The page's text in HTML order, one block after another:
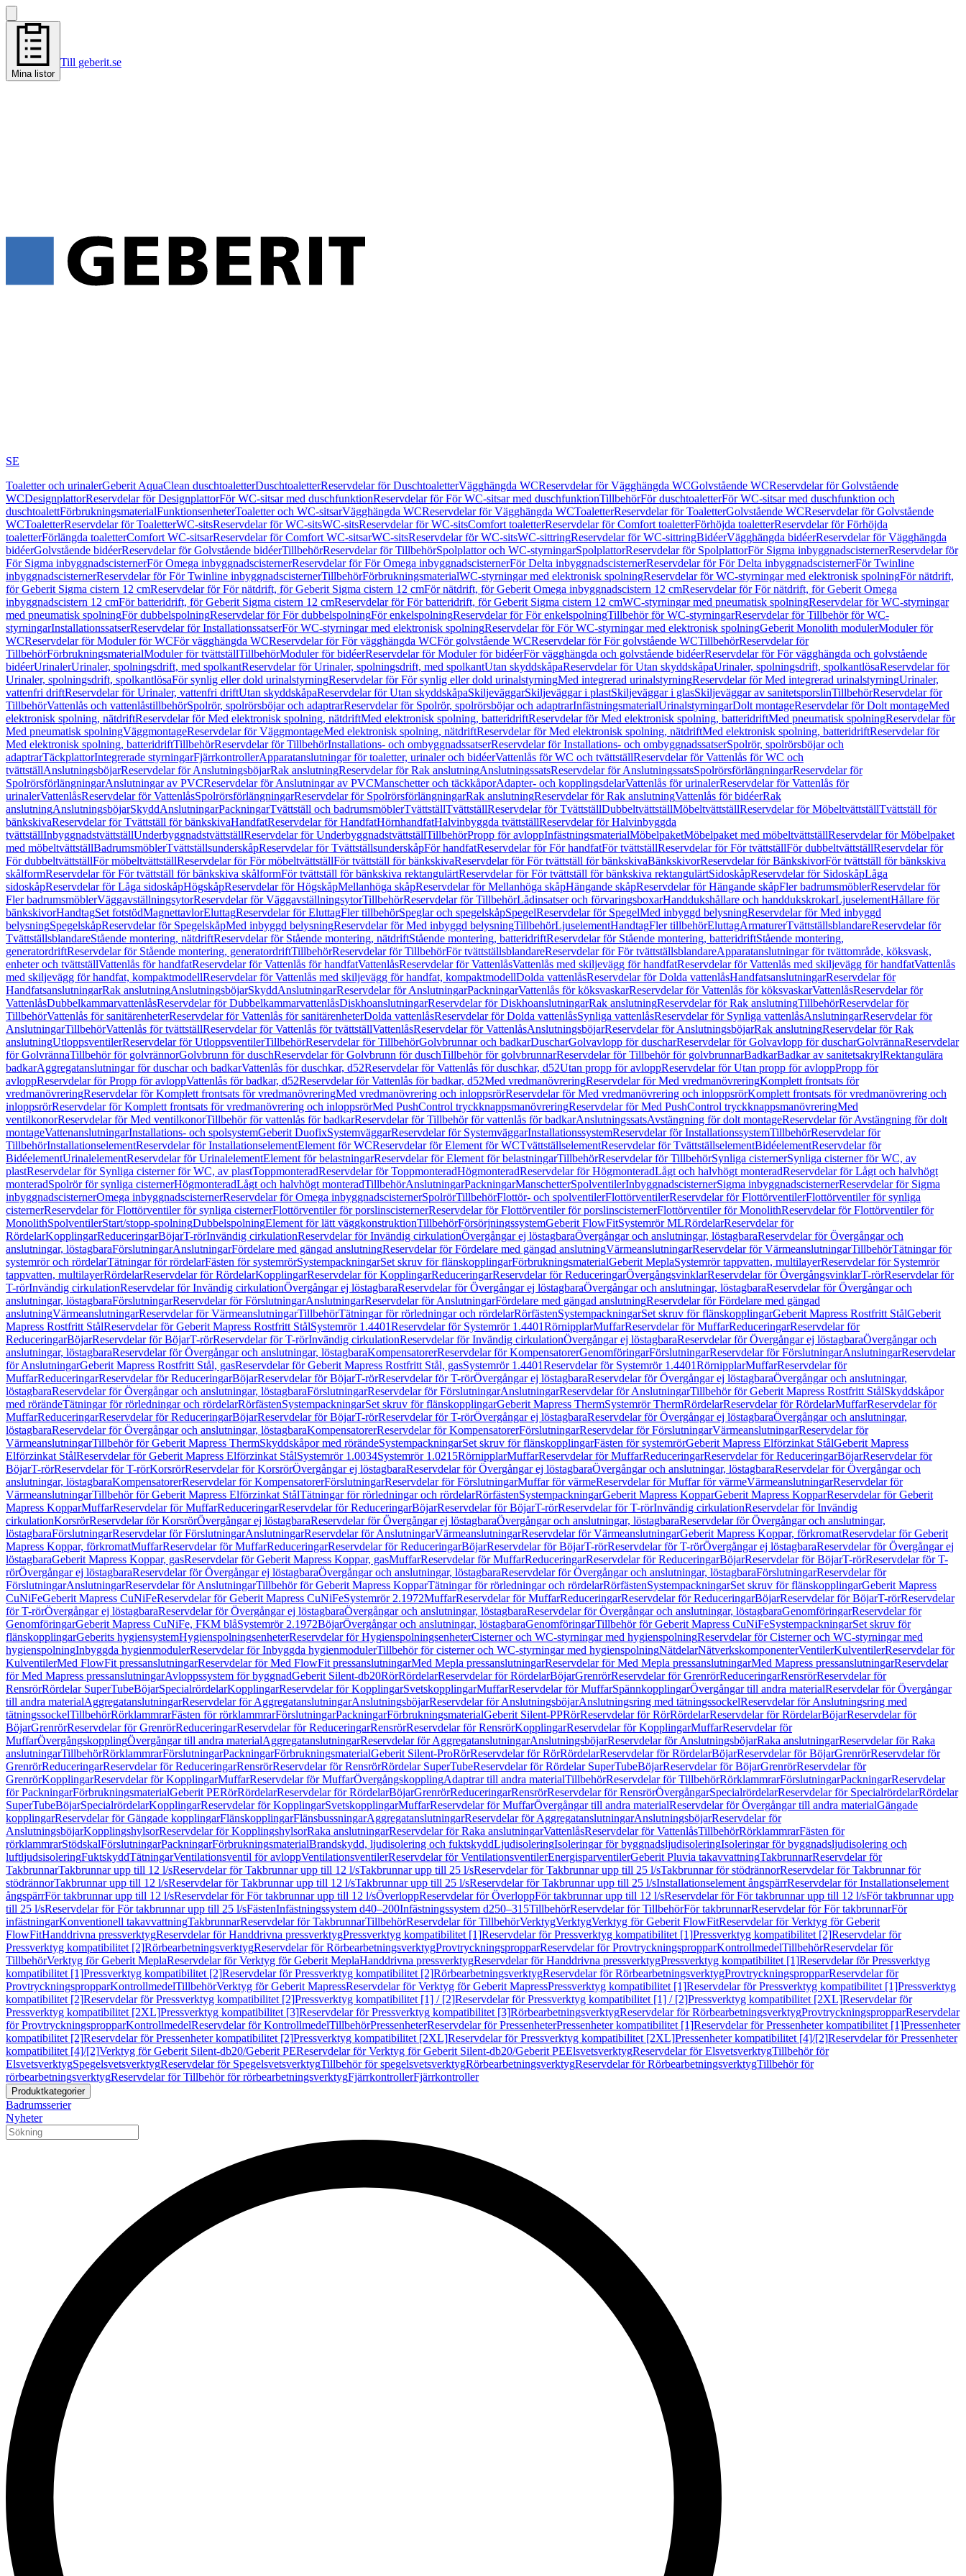
Mina listor
Till geberit.se
SE
Toaletter och urinalerGeberit AquaClean duschtoaletterDuschtoaletterReservdelar för DuschtoaletterVägghängda WCReservdelar för Vägghängda WCGolvstående WCReservdelar för Golvstående
WCDesignplattorReservdelar för DesignplattorFör WC-sitsar med duschfunktionReservdelar för För WC-sitsar med duschfunktionTillbehörFör duschtoaletterFör WC-sitsar med duschfunktion och
duschtoalettFörbrukningsmaterialFunktionsenheterToaletter och WC-sitsarVägghängda WCReservdelar för Vägghängda WCToaletterReservdelar för ToaletterGolvstående WCReservdelar för Golvstående
WCToaletterReservdelar för ToaletterWC-sitsReservdelar för WC-sitsWC-sitsReservdelar för WC-sitsComfort toaletterReservdelar för Comfort toaletterFörhöjda toaletterReservdelar för Förhöjda
toaletterFörlängda toaletterComfort WC-sitsarReservdelar för Comfort WC-sitsarWC-sitsReservdelar för WC-sitsWC-sittringReservdelar för WC-sittringBidéerVägghängda bidéerReservdelar för Vägghängda
bidéerGolvstående bidéerReservdelar för Golvstående bidéerTillbehörReservdelar för TillbehörSpolplattor och WC-styrningarSpolplattorReservdelar för SpolplattorFör Sigma inbyggnadscisternerReservdelar för
För Sigma inbyggnadscisternerFör Omega inbyggnadscisternerReservdelar för För Omega inbyggnadscisternerFör Delta inbyggnadscisternerReservdelar för För Delta inbyggnadscisternerFör Twinline
inbyggnadscisternerReservdelar för För Twinline inbyggnadscisternerTillbehörFörbrukningsmaterialWC-styrningar med elektronisk spolningReservdelar för WC-styrningar med elektronisk spolningFör nätdrift,
för Geberit Sigma cistern 12 cmReservdelar för För nätdrift, för Geberit Sigma cistern 12 cmFör nätdrift, för Geberit Omega inbyggnadscistern 12 cmReservdelar för För nätdrift, för Geberit Omega
inbyggnadscistern 12 cmFör batteridrift, för Geberit Sigma cistern 12 cmReservdelar för För batteridrift, för Geberit Sigma cistern 12 cmWC-styrningar med pneumatisk spolningReservdelar för WC-styrningar
med pneumatisk spolningFör dubbelspolningReservdelar för För dubbelspolningFör enkelspolningReservdelar för För enkelspolningTillbehör för WC-styrningarReservdelar för Tillbehör för WC-
styrningarInstallationssatserReservdelar för InstallationssatserFör WC-styrningar med elektronisk spolningReservdelar för För WC-styrningar med elektronisk spolningGeberit Monolith modulerModuler för
WCReservdelar för Moduler för WCFör vägghängda WCReservdelar för För vägghängda WCFör golvstående WCReservdelar för För golvstående WCTillbehörReservdelar för
TillbehörFörbrukningsmaterialModuler för tvättställTillbehörModuler för bidéerReservdelar för Moduler för bidéerFör vägghängda och golvstående bidéerReservdelar för För vägghängda och golvstående
bidéerUrinalerUrinaler, spolningsdrift, med spolkantReservdelar för Urinaler, spolningsdrift, med spolkantUtan skyddskåpaReservdelar för Utan skyddskåpaUrinaler, spolningsdrift, spolkantlösaReservdelar för
Urinaler, spolningsdrift, spolkantlösaFör synlig eller dold urinalstyrningReservdelar för För synlig eller dold urinalstyrningMed integrerad urinalstyrningReservdelar för Med integrerad urinalstyrningUrinaler,
vattenfri driftReservdelar för Urinaler, vattenfri driftUtan skyddskåpaReservdelar för Utan skyddskåpaSkiljeväggarSkiljeväggar i plastSkiljeväggar i glasSkiljeväggar av sanitetsporslinTillbehörReservdelar för
TillbehörVattenlås och vattenlåstillbehörSpolrör, spolrörsböjar och adaptrarReservdelar för Spolrör, spolrörsböjar och adaptrarInfästningsmaterialUrinalstyrningarDolt montageReservdelar för Dolt montageMed
elektronisk spolning, nätdriftReservdelar för Med elektronisk spolning, nätdriftMed elektronisk spolning, batteridriftReservdelar för Med elektronisk spolning, batteridriftMed pneumatisk spolningReservdelar för
Med pneumatisk spolningVäggmontageReservdelar för VäggmontageMed elektronisk spolning, nätdriftReservdelar för Med elektronisk spolning, nätdriftMed elektronisk spolning, batteridriftReservdelar för
Med elektronisk spolning, batteridriftTillbehörReservdelar för TillbehörInstallations- och ombyggnadssatserReservdelar för Installations- och ombyggnadssatserSpolrör, spolrörsböjar och
adaptrarTäckplattorIntegrerade styrningarFjärrkontrollerApparatanslutningar för toaletter, urinaler och bidéerVattenlås för WC och tvättställReservdelar för Vattenlås för WC och
tvättställAnslutningsböjarReservdelar för AnslutningsböjarRak anslutningReservdelar för Rak anslutningAnslutningssatsReservdelar för AnslutningssatsSpolrörsförlängningarReservdelar för
SpolrörsförlängningarAnslutningar av PVCReservdelar för Anslutningar av PVCManschetter och täckkåporAdapter- och kopplingsdelarVattenlås för urinalerReservdelar för Vattenlås för
urinalerVattenlåsReservdelar för VattenlåsSpolrörsförlängningarReservdelar för SpolrörsförlängningarRak anslutningReservdelar för Rak anslutningVattenlås för bidéerRak
anslutningAnslutningsböjarSkyddAnslutningarPackningarTvättställ och badrumsmöblerTvättställTvättställReservdelar för TvättställDubbeltvättställMöbeltvättställReservdelar för MöbeltvättställTvättställ för
bänkskivaReservdelar för Tvättställ för bänkskivaHandfatReservdelar för HandfatHörnhandfatHalvinbyggda tvättställReservdelar för Halvinbyggda
tvättställInbyggnadstvättställUnderbyggnadstvättställReservdelar för UnderbyggnadstvättställTillbehörPropp för avloppInfästningsmaterialMöbelpaketMöbelpaket med möbeltvättställReservdelar för Möbelpaket
med möbeltvättställBadrumsmöblerTvättställsunderskåpReservdelar för TvättställsunderskåpFör handfatReservdelar för För handfatFör tvättställReservdelar för För tvättställFör dubbeltvättställReservdelar för
För dubbeltvättställFör möbeltvättställReservdelar för För möbeltvättställFör tvättställ för bänkskivaReservdelar för För tvättställ för bänkskivaBänkskivorReservdelar för BänkskivorFör tvättställ för bänkskiva
skålformReservdelar för För tvättställ för bänkskiva skålformFör tvättställ för bänkskiva rektangulärtReservdelar för För tvättställ för bänkskiva rektangulärtSidoskåpReservdelar för SidoskåpLåga
sidoskåpReservdelar för Låga sidoskåpHögskåpReservdelar för HögskåpMellanhöga skåpReservdelar för Mellanhöga skåpHängande skåpReservdelar för Hängande skåpFler badrumsmöblerReservdelar för
Fler badrumsmöblerVäggavställningsytorReservdelar för VäggavställningsytorTillbehörReservdelar för TillbehörLådinsatser och förvaringsboxarHanddukshållare och handdukskrokarLjuselementHållare för
bänkskivorHandtagSet fotstödMagnettavlorEluttagReservdelar för EluttagFler tillbehörSpeglar och spegelskåpSpegelReservdelar för SpegelMed inbyggd belysningReservdelar för Med inbyggd
belysningSpegelskåpReservdelar för SpegelskåpMed inbyggd belysningReservdelar för Med inbyggd belysningTillbehörLjuselementHandtagFler tillbehörEluttagArmaturerTvättställsblandareReservdelar för
TvättställsblandareStående montering, nätdriftReservdelar för Stående montering, nätdriftStående montering, batteridriftReservdelar för Stående montering, batteridriftStående montering,
generatordriftReservdelar för Stående montering, generatordriftTillbehörReservdelar för TillbehörFör tvättställsblandareReservdelar för För tvättställsblandareApparatanslutningar för tvättområde, köksvask,
enheter och tvättställVattenlås för handfatReservdelar för Vattenlås för handfatVattenlåsReservdelar för VattenlåsVattenlås med skiljevägg för handfatReservdelar för Vattenlås med skiljevägg för handfatVattenlås
med skiljevägg för handfat, kompaktmodellReservdelar för Vattenlås med skiljevägg för handfat, kompaktmodellDolda vattenlåsReservdelar för Dolda vattenlåsHandfatsanslutningarReservdelar för
HandfatsanslutningarRak anslutningAnslutningsböjarSkyddAnslutningarReservdelar för AnslutningarPackningarVattenlås för köksvaskarReservdelar för Vattenlås för köksvaskarVattenlåsReservdelar för
VattenlåsDubbelkammarvattenlåsReservdelar för DubbelkammarvattenlåsDiskhoanslutningarReservdelar för DiskhoanslutningarRak anslutningReservdelar för Rak anslutningTillbehörReservdelar för
TillbehörVattenlås för sanitärenheterReservdelar för Vattenlås för sanitärenheterDolda vattenlåsReservdelar för Dolda vattenlåsSynliga vattenlåsReservdelar för Synliga vattenlåsAnslutningarReservdelar för
AnslutningarTillbehörVattenlås för tvättställReservdelar för Vattenlås för tvättställVattenlåsReservdelar för VattenlåsAnslutningsböjarReservdelar för AnslutningsböjarRak anslutningReservdelar för Rak
anslutningUtloppsventilerReservdelar för UtloppsventilerTillbehörReservdelar för TillbehörGolvbrunnar och badkarDuscharGolvavlopp för duscharReservdelar för Golvavlopp för duscharGolvrännaReservdelar
för GolvrännaTillbehör för golvrännorGolvbrunn för duschReservdelar för Golvbrunn för duschTillbehör för golvbrunnarReservdelar för Tillbehör för golvbrunnarBadkarBadkar av sanitetsakrylRektangulära
badkarAggregatanslutningar för duschar och badkarVattenlås för duschkar, d52Reservdelar för Vattenlås för duschkar, d52Utan propp för avloppReservdelar för Utan propp för avloppPropp för
avloppReservdelar för Propp för avloppVattenlås för badkar, d52Reservdelar för Vattenlås för badkar, d52Med vredmanövreringReservdelar för Med vredmanövreringKomplett frontsats för
vredmanövreringReservdelar för Komplett frontsats för vredmanövreringMed vredmanövrering och inloppsrörReservdelar för Med vredmanövrering och inloppsrörKomplett frontsats för vredmanövrering och
inloppsrörReservdelar för Komplett frontsats för vredmanövrering och inloppsrörMed PushControl tryckknappsmanövreringReservdelar för Med PushControl tryckknappsmanövreringMed
ventilkonorReservdelar för Med ventilkonorTillbehör för vattenlås för badkarReservdelar för Tillbehör för vattenlås för badkarAnslutningssatsAvstängning för dolt montageReservdelar för Avstängning för dolt
montageVattenanslutningarInstallations- och spolsystemGeberit DuofixSystemväggarReservdelar för SystemväggarInstallationssystemReservdelar för InstallationssystemTillbehörReservdelar för
TillbehörInstallationselementReservdelar för InstallationselementElement för WCReservdelar för Element för WCTvättställselementReservdelar för TvättställselementBidéelementReservdelar för
BidéelementUrinalelementReservdelar för UrinalelementElement för belastningarReservdelar för Element för belastningarTillbehörReservdelar för TillbehörSynliga cisternerSynliga cisterner för WC, av
plastReservdelar för Synliga cisterner för WC, av plastToppmonteradReservdelar för ToppmonteradHögmonteradReservdelar för HögmonteradLågt och halvhögt monteradReservdelar för Lågt och halvhögt
monteradSpolrör för synliga cisternerHögmonteradLågt och halvhögt monteradTillbehörAnslutningarPackningarManschetterSpolventilerInbyggnadscisternerSigma inbyggnadscisternerReservdelar för Sigma
inbyggnadscisternerOmega inbyggnadscisternerReservdelar för Omega inbyggnadscisternerSpolrörTillbehörFlottör- och spolventilerFlottörventilerReservdelar för FlottörventilerFlottörventiler för synliga
cisternerReservdelar för Flottörventiler för synliga cisternerFlottörventiler för porslinscisternerReservdelar för Flottörventiler för porslinscisternerFlottörventiler för MonolithReservdelar för Flottörventiler för
MonolithSpolventilerStart/stopp-spolningDubbelspolningElement för lätt väggkonstruktionTillbehörFörsörjningssystemGeberit FlowFitSystemrör MLRördelarReservdelar för
RördelarKopplingarReduceringarBöjarT-rörInvändig cirkulationReservdelar för Invändig cirkulationÖvergångar ej löstagbaraÖvergångar och anslutningar, löstagbaraReservdelar för Övergångar och
anslutningar, löstagbaraFörslutningarAnslutningarFördelare med gängad anslutningReservdelar för Fördelare med gängad anslutningVärmeanslutningarReservdelar för VärmeanslutningarTillbehörTätningar för
systemrör och rördelarTätningar för rördelarFästen för systemrörSystempackningarSet skruv för flänskopplingarFörbrukningsmaterialGeberit MeplaSystemrör tappvatten, multilayerReservdelar för Systemrör
tappvatten, multilayerRördelarReservdelar för RördelarKopplingarReservdelar för KopplingarReduceringarReservdelar för ReduceringarÖvergångsvinklarReservdelar för ÖvergångsvinklarT-rörReservdelar för
T-rörInvändig cirkulationReservdelar för Invändig cirkulationÖvergångar ej löstagbaraReservdelar för Övergångar ej löstagbaraÖvergångar och anslutningar, löstagbaraReservdelar för Övergångar och
anslutningar, löstagbaraFörslutningarReservdelar för FörslutningarAnslutningarReservdelar för AnslutningarFördelare med gängad anslutningReservdelar för Fördelare med gängad
anslutningVärmeanslutningarReservdelar för VärmeanslutningarTillbehörTätningar för rörledningar och rördelarRörfästenSystempackningarSet skruv för flänskopplingarGeberit Mapress Rostfritt StålGeberit
Mapress Rostfritt StålReservdelar för Geberit Mapress Rostfritt StålSystemrör 1.4401Reservdelar för Systemrör 1.4401RörnipplarMuffarReservdelar för MuffarReduceringarReservdelar för
ReduceringarBöjarReservdelar för BöjarT-rörReservdelar för T-rörInvändig cirkulationReservdelar för Invändig cirkulationÖvergångar ej löstagbaraReservdelar för Övergångar ej löstagbaraÖvergångar och
anslutningar, löstagbaraReservdelar för Övergångar och anslutningar, löstagbaraKompensatorerReservdelar för KompensatorerGenomföringarFörslutningarReservdelar för FörslutningarAnslutningarReservdelar
för AnslutningarGeberit Mapress Rostfritt Stål, gasReservdelar för Geberit Mapress Rostfritt Stål, gasSystemrör 1.4401Reservdelar för Systemrör 1.4401RörnipplarMuffarReservdelar för
MuffarReduceringarReservdelar för ReduceringarBöjarReservdelar för BöjarT-rörReservdelar för T-rörÖvergångar ej löstagbaraReservdelar för Övergångar ej löstagbaraÖvergångar och anslutningar,
löstagbaraReservdelar för Övergångar och anslutningar, löstagbaraFörslutningarReservdelar för FörslutningarAnslutningarReservdelar för AnslutningarTillbehör för Geberit Mapress Rostfritt StålSkyddskåpor
med rörändeTätningar för rörledningar och rördelarRörfästenSystempackningarSet skruv för flänskopplingarGeberit Mapress ThermSystemrör ThermRördelarReservdelar för RördelarMuffarReservdelar för
MuffarReduceringarReservdelar för ReduceringarBöjarReservdelar för BöjarT-rörReservdelar för T-rörÖvergångar ej löstagbaraReservdelar för Övergångar ej löstagbaraÖvergångar och anslutningar,
löstagbaraReservdelar för Övergångar och anslutningar, löstagbaraKompensatorerReservdelar för KompensatorerFörslutningarReservdelar för FörslutningarVärmeanslutningarReservdelar för
VärmeanslutningarTillbehör för Geberit Mapress ThermSkyddskåpor med rörändeSystempackningarSet skruv för flänskopplingarFästen för systemrörGeberit Mapress Elförzinkat StålGeberit Mapress
Elförzinkat StålReservdelar för Geberit Mapress Elförzinkat StålSystemrör 1.0034Systemrör 1.0215RörnipplarMuffarReservdelar för MuffarReduceringarReservdelar för ReduceringarBöjarReservdelar för
BöjarT-rörReservdelar för T-rörKorsrörReservdelar för KorsrörÖvergångar ej löstagbaraReservdelar för Övergångar ej löstagbaraÖvergångar och anslutningar, löstagbaraReservdelar för Övergångar och
anslutningar, löstagbaraKompensatorerReservdelar för KompensatorerFörslutningarReservdelar för FörslutningarMuffar för värmeReservdelar för Muffar för värmeVärmeanslutningarReservdelar för
VärmeanslutningarTillbehör för Geberit Mapress Elförzinkat StålTätningar för rörledningar och rördelarRörfästenSystempackningarGeberit Mapress KopparGeberit Mapress KopparReservdelar för Geberit
Mapress KopparMuffarReservdelar för MuffarReduceringarReservdelar för ReduceringarBöjarReservdelar för BöjarT-rörReservdelar för T-rörInvändig cirkulationReservdelar för Invändig
cirkulationKorsrörReservdelar för KorsrörÖvergångar ej löstagbaraReservdelar för Övergångar ej löstagbaraÖvergångar och anslutningar, löstagbaraReservdelar för Övergångar och anslutningar,
löstagbaraFörslutningarReservdelar för FörslutningarAnslutningarReservdelar för AnslutningarVärmeanslutningarReservdelar för VärmeanslutningarGeberit Mapress Koppar, förkromatReservdelar för Geberit
Mapress Koppar, förkromatMuffarReservdelar för MuffarReduceringarReservdelar för ReduceringarBöjarReservdelar för BöjarT-rörReservdelar för T-rörÖvergångar ej löstagbaraReservdelar för Övergångar ej
löstagbaraGeberit Mapress Koppar, gasReservdelar för Geberit Mapress Koppar, gasMuffarReservdelar för MuffarReduceringarReservdelar för ReduceringarBöjarReservdelar för BöjarT-rörReservdelar för T-
rörÖvergångar ej löstagbaraReservdelar för Övergångar ej löstagbaraÖvergångar och anslutningar, löstagbaraReservdelar för Övergångar och anslutningar, löstagbaraFörslutningarReservdelar för
FörslutningarAnslutningarReservdelar för AnslutningarTillbehör för Geberit Mapress KopparTätningar för rörledningar och rördelarRörfästenSystempackningarSet skruv för flänskopplingarGeberit Mapress
CuNiFeGeberit Mapress CuNiFeReservdelar för Geberit Mapress CuNiFeSystemrör 2.1972MuffarReservdelar för MuffarReduceringarReservdelar för ReduceringarBöjarReservdelar för BöjarT-rörReservdelar
för T-rörÖvergångar ej löstagbaraReservdelar för Övergångar ej löstagbaraÖvergångar och anslutningar, löstagbaraReservdelar för Övergångar och anslutningar, löstagbaraGenomföringarReservdelar för
GenomföringarGeberit Mapress CuNiFe, FKM blåSystemrör 2.1972BöjarÖvergångar och anslutningar, löstagbaraGenomföringarTillbehör för Geberit Mapress CuNiFeSystempackningarSet skruv för
flänskopplingarGeberits hygiensystemHygienspolningsenheterReservdelar för HygienspolningsenheterCisterner och WC-styrningar med hygienspolningReservdelar för Cisterner och WC-styrningar med
hygienspolningInbyggda hygienmodulerReservdelar för Inbyggda hygienmodulerTillbehör för cisterner och WC-styrningar med hygienspolningNätdelarNätverkskomponenterVentilerKulventilerReservdelar för
KulventilerMed FlowFit pressanslutningarReservdelar för Med FlowFit pressanslutningarMed Mepla pressanslutningarReservdelar för Med Mepla pressanslutningarMed Mapress pressanslutningarReservdelar
för Med Mapress pressanslutningarAvloppssystem för byggnadGeberit Silent-db20RörRördelarReservdelar för RördelarBöjarGrenrörReservdelar för GrenrörReduceringarRensrörReservdelar för
RensrörRördelar SuperTubeBöjarSpecialrördelarKopplingarReservdelar för KopplingarSvetskopplingarMuffarReservdelar för MuffarSpännkopplingarÖvergångar till andra materialReservdelar för Övergångar
till andra materialAggregatanslutningarReservdelar för AggregatanslutningarAnslutningsböjarReservdelar för AnslutningsböjarAnslutningsring med tätningssockelReservdelar för Anslutningsring med
tätningssockelTillbehörRörklammrarFästen för rörklammrarFörslutningarPackningarFörbrukningsmaterialGeberit Silent-PPRörReservdelar för RörRördelarReservdelar för RördelarBöjarReservdelar för
BöjarGrenrörReservdelar för GrenrörReduceringarReservdelar för ReduceringarRensrörReservdelar för RensrörKopplingarReservdelar för KopplingarMuffarReservdelar för
MuffarÖvergångskopplingÖvergångar till andra materialAggregatanslutningarReservdelar för AggregatanslutningarAnslutningsböjarReservdelar för AnslutningsböjarRaka anslutningarReservdelar för Raka
anslutningarTillbehörRörklammrarFörslutningarPackningarFörbrukningsmaterialGeberit Silent-ProRörReservdelar för RörRördelarReservdelar för RördelarBöjarReservdelar för BöjarGrenrörReservdelar för
GrenrörReduceringarReservdelar för ReduceringarRensrörReservdelar för RensrörRördelar SuperTubeReservdelar för Rördelar SuperTubeBöjarReservdelar för BöjarGrenrörReservdelar för
GrenrörKopplingarReservdelar för KopplingarMuffarReservdelar för MuffarÖvergångskopplingAdaptrar till andra materialTillbehörReservdelar för TillbehörRörklammrarFörslutningarPackningarReservdelar
för PackningarFörbrukningsmaterialGeberit PERörRördelarReservdelar för RördelarBöjarGrenrörReduceringarRensrörReservdelar för RensrörÖvergångarSpecialrördelarReservdelar för SpecialrördelarRördelar
SuperTubeBöjarSpecialrördelarKopplingarReservdelar för KopplingarSvetskopplingarMuffarReservdelar för MuffarÖvergångar till andra materialReservdelar för Övergångar till andra materialGängade
kopplingarReservdelar för Gängade kopplingarFlänskopplingarFlänsbussningarAggregatanslutningarReservdelar för AggregatanslutningarAnslutningsböjarReservdelar för
AnslutningsböjarKopplingshylsorReservdelar för KopplingshylsorRaka anslutningarReservdelar för Raka anslutningarVattenlåsReservdelar för VattenlåsTillbehörRörklammrarFästen för
rörklammrarStödskalFörslutningarPackningarFörbrukningsmaterialBrandskydd, ljudisolering och fuktskyddLjudisoleringIsoleringar för byggnadsljudisoleringIsoleringar för byggnadsljudisolering och
luftljudsisoleringFuktskyddTätningarVentilationsventil för avloppVentilationsventilerReservdelar för VentilationsventilerEnergisparventilerGeberit Pluvia takavvattningTakbrunnarReservdelar för
TakbrunnarTakbrunnar upp till 12 l/sReservdelar för Takbrunnar upp till 12 l/sTakbrunnar upp till 25 l/sReservdelar för Takbrunnar upp till 25 l/sTakbrunnar för stödrännorReservdelar för Takbrunnar för
stödrännorTakbrunnar upp till 12 l/sReservdelar för Takbrunnar upp till 12 l/sTakbrunnar upp till 25 l/sReservdelar för Takbrunnar upp till 25 l/sInstallationselement ångspärrReservdelar för Installationselement
ångspärrFör takbrunnar upp till 12 l/sReservdelar för För takbrunnar upp till 12 l/sÖverloppReservdelar för ÖverloppFör takbrunnar upp till 12 l/sReservdelar för För takbrunnar upp till 12 l/sFör takbrunnar upp
till 25 l/sReservdelar för För takbrunnar upp till 25 l/sFästenInfästningssystem d40–200Infästningssystem d250–315TillbehörReservdelar för TillbehörFör takbrunnarReservdelar för För takbrunnarFör
infästningarKonventionell takavvattningTakbrunnarReservdelar för TakbrunnarTillbehörReservdelar för TillbehörVerktygVerktygVerktyg för Geberit FlowFitReservdelar för Verktyg för Geberit
FlowFitHanddrivna pressverktygReservdelar för Handdrivna pressverktygPressverktyg kompatibilitet [1]Reservdelar för Pressverktyg kompatibilitet [1]Pressverktyg kompatibilitet [2]Reservdelar för
Pressverktyg kompatibilitet [2]RörbearbetningsverktygReservdelar för RörbearbetningsverktygProvtryckningspropparReservdelar för ProvtryckningspropparKontrollmedelTillbehörReservdelar för
TillbehörVerktyg för Geberit MeplaReservdelar för Verktyg för Geberit MeplaHanddrivna pressverktygReservdelar för Handdrivna pressverktygPressverktyg kompatibilitet [1]Reservdelar för Pressverktyg
kompatibilitet [1]Pressverktyg kompatibilitet [2]Reservdelar för Pressverktyg kompatibilitet [2]RörbearbetningsverktygReservdelar för RörbearbetningsverktygProvtryckningspropparReservdelar för
ProvtryckningspropparKontrollmedelTillbehörVerktyg för Geberit MapressReservdelar för Verktyg för Geberit MapressPressverktyg kompatibilitet [1]Reservdelar för Pressverktyg kompatibilitet [1]Pressverktyg
kompatibilitet [2]Reservdelar för Pressverktyg kompatibilitet [2]Pressverktyg kompatibilitet [1] / [2]Reservdelar för Pressverktyg kompatibilitet [1] / [2]Pressverktyg kompatibilitet [2XL]Reservdelar för
Pressverktyg kompatibilitet [2XL]Pressverktyg kompatibilitet [3]Reservdelar för Pressverktyg kompatibilitet [3]RörbearbetningsverktygReservdelar för RörbearbetningsverktygProvtryckningspropparReservdelar
för ProvtryckningspropparKontrollmedelReservdelar för KontrollmedelTillbehörPressenheterReservdelar för PressenheterPressenheter kompatibilitet [1]Reservdelar för Pressenheter kompatibilitet [1]Pressenheter
kompatibilitet [2]Reservdelar för Pressenheter kompatibilitet [2]Pressverktyg kompatibilitet [2XL]Reservdelar för Pressverktyg kompatibilitet [2XL]Pressenheter kompatibilitet [4]/[2]Reservdelar för Pressenheter
kompatibilitet [4]/[2]Verktyg för Geberit Silent-db20/Geberit PEReservdelar för Verktyg för Geberit Silent-db20/Geberit PEElsvetsverktygReservdelar för ElsvetsverktygTillbehör för
ElsvetsverktygSpegelsvetsverktygReservdelar för SpegelsvetsverktygTillbehör för spegelsvetsverktygRörbearbetningsverktygReservdelar för RörbearbetningsverktygTillbehör för
rörbearbetningsverktygReservdelar för Tillbehör för rörbearbetningsverktygFjärrkontrollerFjärrkontroller
Produktkategorier
Badrumsserier
Nyheter